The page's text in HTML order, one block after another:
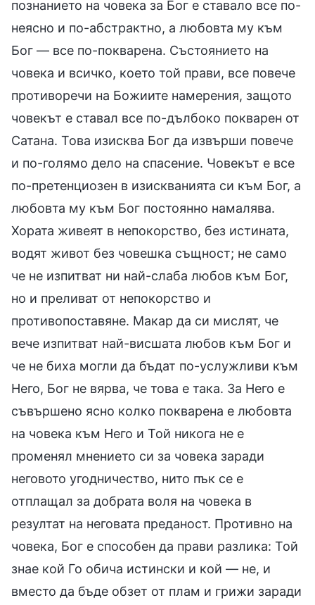
познанието на човека за Бог е ставало все по-
неясно и по-абстрактно, а любовта му към
Бог — все по-покварена. Състоянието на
човека и всичко, което той прави, все повече
противоречи на Божиите намерения, защото
човекът е ставал все по-дълбоко покварен от
Сатана. Това изисква Бог да извърши повече
и по-голямо дело на спасение. Човекът е все
по-претенциозен в изискванията си към Бог, а
любовта му към Бог постоянно намалява.
Хората живеят в непокорство, без истината,
водят живот без човешка същност; не само
че не изпитват ни най-слаба любов към Бог,
но и преливат от непокорство и
противопоставяне. Макар да си мислят, че
вече изпитват най-висшата любов към Бог и
че не биха могли да бъдат по-услужливи към
Него, Бог не вярва, че това е така. За Него е
съвършено ясно колко покварена е любовта
на човека към Него и Той никога не е
променял мнението си за човека заради
неговото угодничество, нито пък се е
отплащал за добрата воля на човека в
резултат на неговата преданост. Противно на
човека, Бог е способен да прави разлика: Той
знае кой Го обича истински и кой — не, и
вместо да бъде обзет от плам и грижи заради